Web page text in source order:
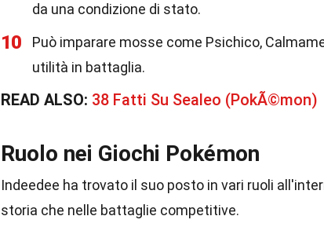
da una condizione di stato.
10
Può imparare mosse come Psichico,
utilità in battaglia.
READ ALSO: 38 Fatti Su Sealeo (PokÃ©mon)
Ruolo nei Giochi Pokémon
Indeedee ha trovato il suo posto in vari ruoli
storia che nelle battaglie competitive.